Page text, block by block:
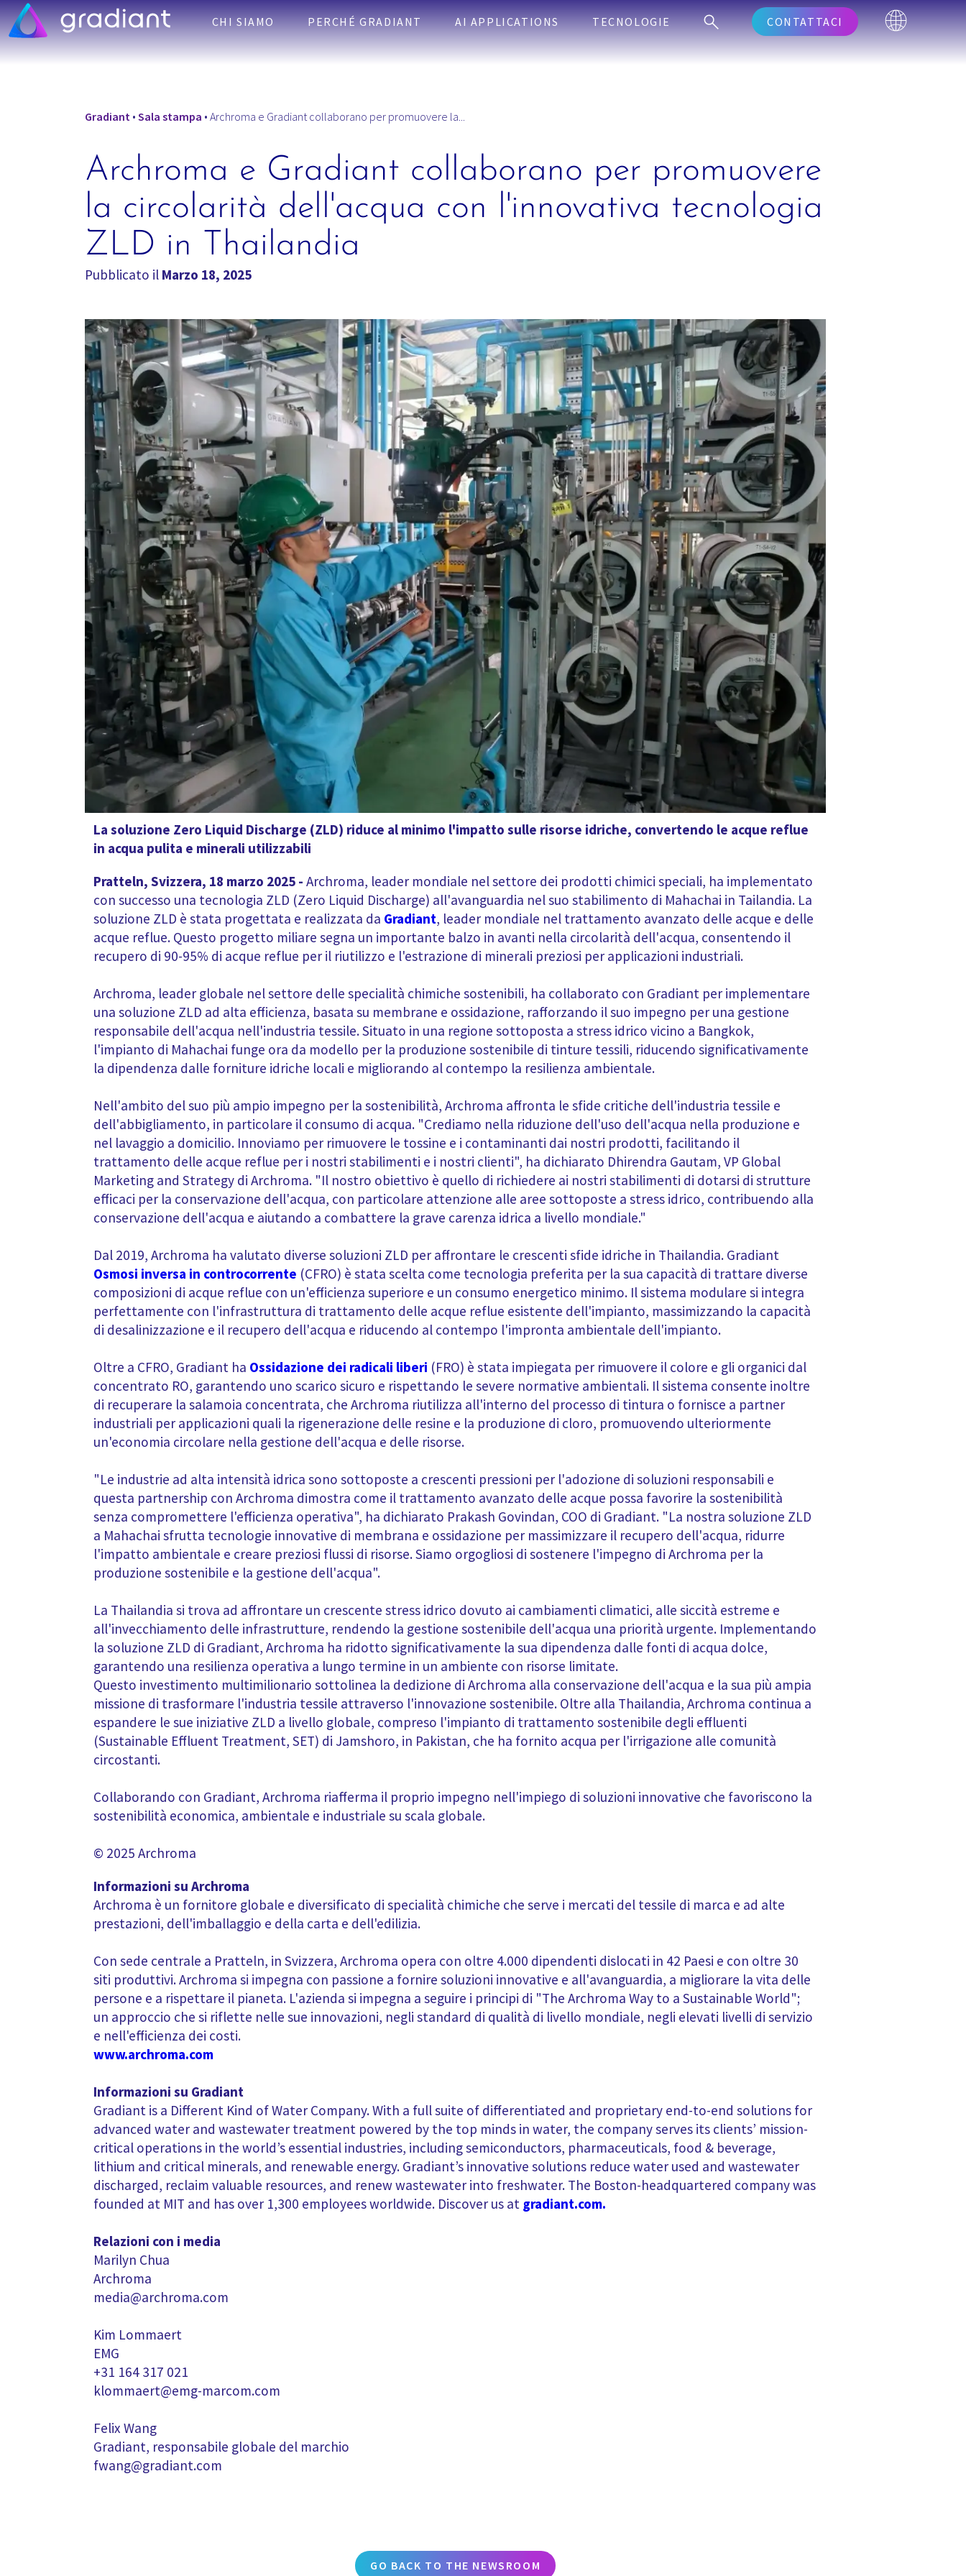
CHI SIAMO PERCHÉ GRADIANT AI APPLICATIONS TECNOLOGIE CONTATTACI
Gradiant •Sala stampa •Archroma e Gradiant collaborano per promuovere la...
Archroma e Gradiant collaborano per promuovere
la circolarità dell'acqua con l'innovativa tecnologia
ZLD in Thailandia
Pubblicato il Marzo 18, 2025
La soluzione Zero Liquid Discharge (ZLD) riduce al minimo l'impatto sulle risorse idriche, convertendo le acque reflue
in acqua pulita e minerali utilizzabili
Pratteln, Svizzera, 18 marzo 2025 -Archroma, leader mondiale nel settore dei prodotti chimici speciali, ha implementato
con successo una tecnologia ZLD (Zero Liquid Discharge) all'avanguardia nel suo stabilimento di Mahachai in Tailandia. La
soluzione ZLD è stata progettata e realizzata da Gradiant, leader mondiale nel trattamento avanzato delle acque e delle
acque reflue. Questo progetto miliare segna un importante balzo in avanti nella circolarità dell'acqua, consentendo il
recupero di 90-95% di acque reflue per il riutilizzo e l'estrazione di minerali preziosi per applicazioni industriali.
Archroma, leader globale nel settore delle specialità chimiche sostenibili, ha collaborato con Gradiant per implementare
una soluzione ZLD ad alta efficienza, basata su membrane e ossidazione, rafforzando il suo impegno per una gestione
responsabile dell'acqua nell'industria tessile. Situato in una regione sottoposta a stress idrico vicino a Bangkok,
l'impianto di Mahachai funge ora da modello per la produzione sostenibile di tinture tessili, riducendo significativamente
la dipendenza dalle forniture idriche locali e migliorando al contempo la resilienza ambientale.
Nell'ambito del suo più ampio impegno per la sostenibilità, Archroma affronta le sfide critiche dell'industria tessile e
dell'abbigliamento, in particolare il consumo di acqua. "Crediamo nella riduzione dell'uso dell'acqua nella produzione e
nel lavaggio a domicilio. Innoviamo per rimuovere le tossine e i contaminanti dai nostri prodotti, facilitando il
trattamento delle acque reflue per i nostri stabilimenti e i nostri clienti", ha dichiarato Dhirendra Gautam, VP Global
Marketing and Strategy di Archroma. "Il nostro obiettivo è quello di richiedere ai nostri stabilimenti di dotarsi di strutture
efficaci per la conservazione dell'acqua, con particolare attenzione alle aree sottoposte a stress idrico, contribuendo alla
conservazione dell'acqua e aiutando a combattere la grave carenza idrica a livello mondiale."
Dal 2019, Archroma ha valutato diverse soluzioni ZLD per affrontare le crescenti sfide idriche in Thailandia. Gradiant
Osmosi inversa in controcorrente (CFRO) è stata scelta come tecnologia preferita per la sua capacità di trattare diverse
composizioni di acque reflue con un'efficienza superiore e un consumo energetico minimo. Il sistema modulare si integra
perfettamente con l'infrastruttura di trattamento delle acque reflue esistente dell'impianto, massimizzando la capacità
di desalinizzazione e il recupero dell'acqua e riducendo al contempo l'impronta ambientale dell'impianto.
Oltre a CFRO, Gradiant ha Ossidazione dei radicali liberi (FRO) è stata impiegata per rimuovere il colore e gli organici dal
concentrato RO, garantendo uno scarico sicuro e rispettando le severe normative ambientali. Il sistema consente inoltre
di recuperare la salamoia concentrata, che Archroma riutilizza all'interno del processo di tintura o fornisce a partner
industriali per applicazioni quali la rigenerazione delle resine e la produzione di cloro, promuovendo ulteriormente
un'economia circolare nella gestione dell'acqua e delle risorse.
"Le industrie ad alta intensità idrica sono sottoposte a crescenti pressioni per l'adozione di soluzioni responsabili e
questa partnership con Archroma dimostra come il trattamento avanzato delle acque possa favorire la sostenibilità
senza compromettere l'efficienza operativa", ha dichiarato Prakash Govindan, COO di Gradiant. "La nostra soluzione ZLD
a Mahachai sfrutta tecnologie innovative di membrana e ossidazione per massimizzare il recupero dell'acqua, ridurre
l'impatto ambientale e creare preziosi flussi di risorse. Siamo orgogliosi di sostenere l'impegno di Archroma per la
produzione sostenibile e la gestione dell'acqua".
La Thailandia si trova ad affrontare un crescente stress idrico dovuto ai cambiamenti climatici, alle siccità estreme e
all'invecchiamento delle infrastrutture, rendendo la gestione sostenibile dell'acqua una priorità urgente. Implementando
la soluzione ZLD di Gradiant, Archroma ha ridotto significativamente la sua dipendenza dalle fonti di acqua dolce,
garantendo una resilienza operativa a lungo termine in un ambiente con risorse limitate.
Questo investimento multimilionario sottolinea la dedizione di Archroma alla conservazione dell'acqua e la sua più ampia
missione di trasformare l'industria tessile attraverso l'innovazione sostenibile. Oltre alla Thailandia, Archroma continua a
espandere le sue iniziative ZLD a livello globale, compreso l'impianto di trattamento sostenibile degli effluenti
(Sustainable Effluent Treatment, SET) di Jamshoro, in Pakistan, che ha fornito acqua per l'irrigazione alle comunità
circostanti.
Collaborando con Gradiant, Archroma riafferma il proprio impegno nell'impiego di soluzioni innovative che favoriscono la
sostenibilità economica, ambientale e industriale su scala globale.
© 2025 Archroma
Informazioni su Archroma
Archroma è un fornitore globale e diversificato di specialità chimiche che serve i mercati del tessile di marca e ad alte
prestazioni, dell'imballaggio e della carta e dell'edilizia.
Con sede centrale a Pratteln, in Svizzera, Archroma opera con oltre 4.000 dipendenti dislocati in 42 Paesi e con oltre 30
siti produttivi. Archroma si impegna con passione a fornire soluzioni innovative e all'avanguardia, a migliorare la vita delle
persone e a rispettare il pianeta. L'azienda si impegna a seguire i principi di "The Archroma Way to a Sustainable World";
un approccio che si riflette nelle sue innovazioni, negli standard di qualità di livello mondiale, negli elevati livelli di servizio
e nell'efficienza dei costi.
www.archroma.com
Informazioni su Gradiant
Gradiant is a Different Kind of Water Company. With a full suite of differentiated and proprietary end-to-end solutions for
advanced water and wastewater treatment powered by the top minds in water, the company serves its clients’ mission-
critical operations in the world’s essential industries, including semiconductors, pharmaceuticals, food & beverage,
lithium and critical minerals, and renewable energy. Gradiant’s innovative solutions reduce water used and wastewater
discharged, reclaim valuable resources, and renew wastewater into freshwater. The Boston-headquartered company was
founded at MIT and has over 1,300 employees worldwide. Discover us at gradiant.com.
Relazioni con i media
Marilyn Chua
Archroma
media@archroma.com
Kim Lommaert
EMG
+31 164 317 021
klommaert@emg-marcom.com
Felix Wang
Gradiant, responsabile globale del marchio
fwang@gradiant.com
GO BACK TO THE NEWSROOM